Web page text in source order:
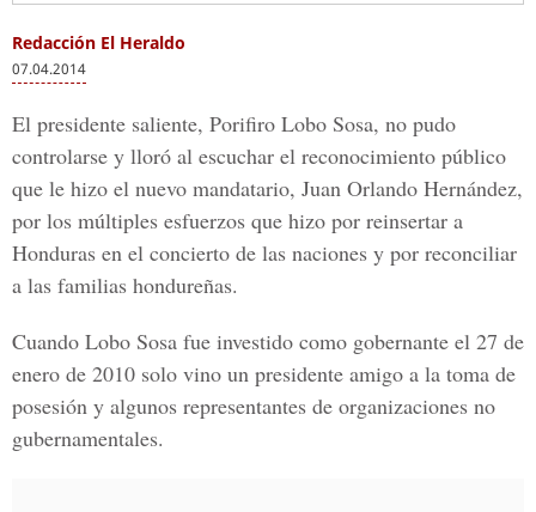
Redacción El Heraldo
07.04.2014
El presidente saliente, Porifiro Lobo Sosa, no pudo
controlarse y lloró al escuchar el reconocimiento público
que le hizo el nuevo mandatario, Juan Orlando Hernández,
por los múltiples esfuerzos que hizo por reinsertar a
Honduras en el concierto de las naciones y por reconciliar
a las familias hondureñas.
Cuando Lobo Sosa fue investido como gobernante el 27 de
enero de 2010 solo vino un presidente amigo a la toma de
posesión y algunos representantes de organizaciones no
gubernamentales.